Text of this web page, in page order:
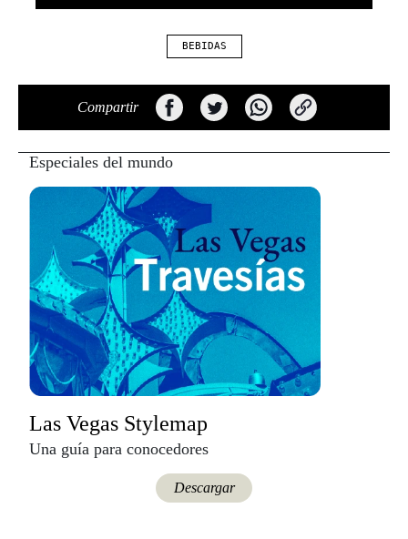
BEBIDAS
Compartir
Especiales del mundo
Las Vegas Stylemap
Una guía para conocedores
Descargar